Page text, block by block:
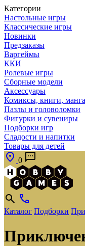
Категории
Настольные игры
Классические игры
Новинки
Предзаказы
Варгеймы
ККИ
Ролевые игры
Сборные модели
Аксессуары
Комиксы, книги, манга
Пазлы и головоломки
Фигурки и сувениры
Подборки игр
Сладости и напитки
Товары для детей
0
Каталог Подборки